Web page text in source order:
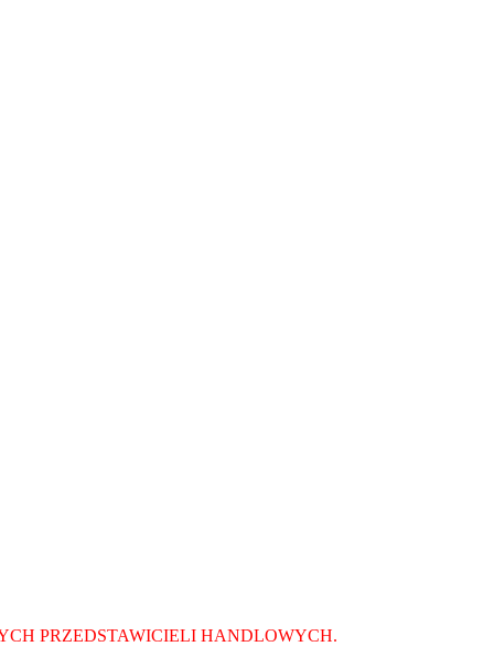
PRZEDSTAWICIELI HANDLOWYCH.